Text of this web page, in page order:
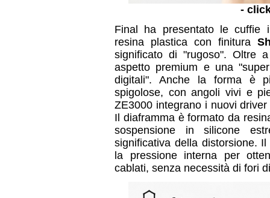
-
Final ha presentato le cuffie
resina plastica con finitura
significato di "rugoso". Oltre
aspetto premium e una
digitali". Anche la forma è
spigolose, con angoli vivi e
ZE3000 integrano i nuovi
Il diaframma è formato da
sospensione in silicone
significativa della distorsione.
la pressione interna per
cablati, senza necessità di fori